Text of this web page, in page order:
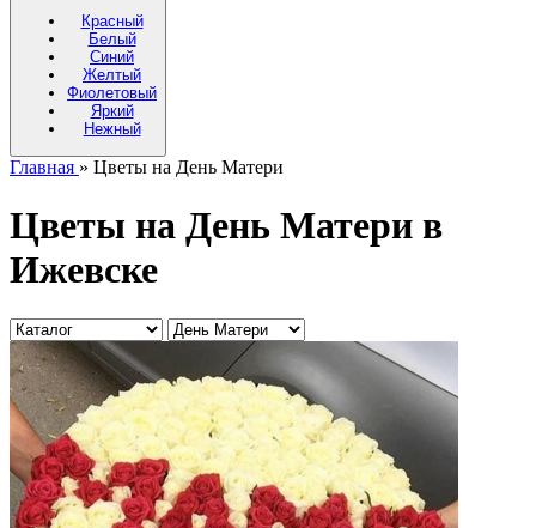
Красный
Белый
Синий
Желтый
Фиолетовый
Яркий
Нежный
Главная » Цветы на День Матери
Цветы на День Матери в
Ижевске